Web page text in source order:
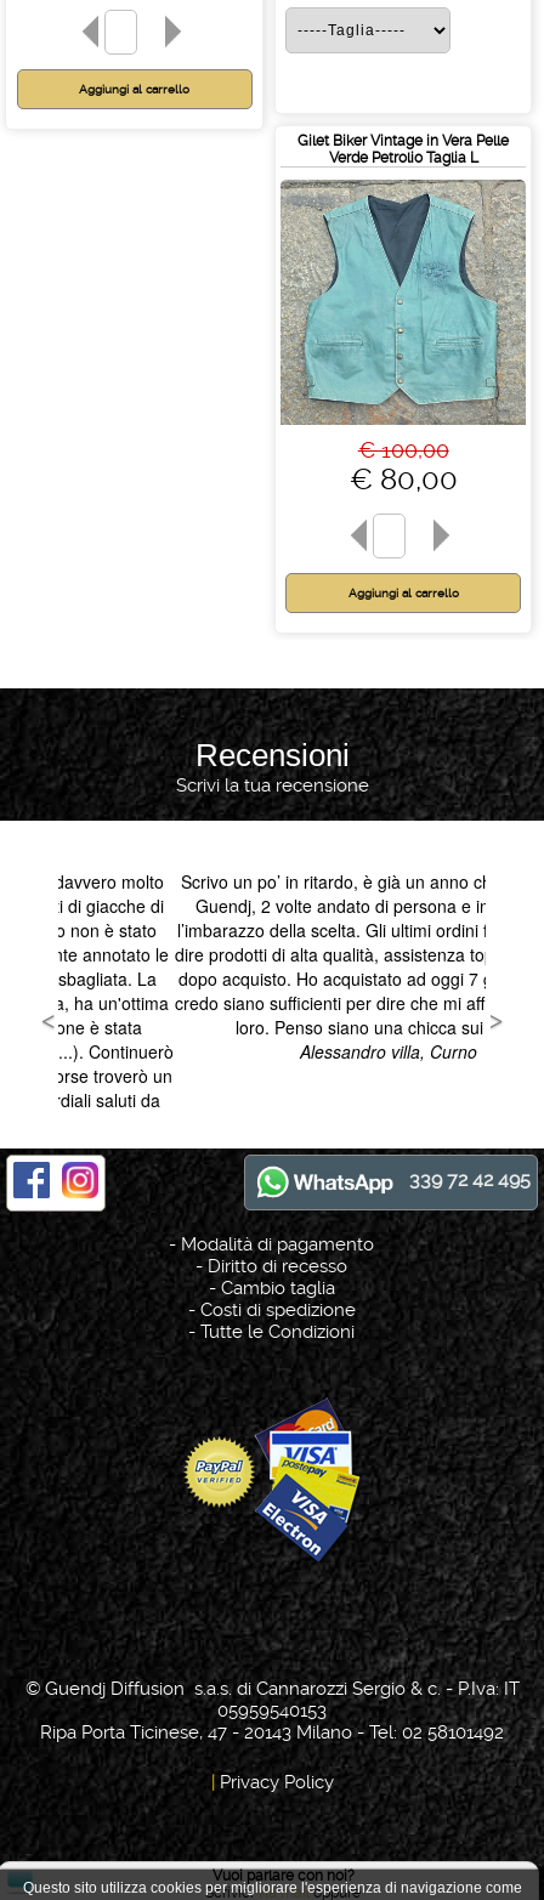
Questo sito utilizza cookies per migliorare l'esperienza di navigazione come
Gilet Biker Vintage in Vera Pelle
Verde Petrolio Taglia L
€ 100,00
€ 80,00
Vuoi parlare con noi?
Scrivicivia mailoppure
Recensioni
Scrivi la tua recensione
339 72 42 495
- Modalità di pagamento
-Diritto di recesso
- Cambio taglia
-Costi di spedizione
-Tutte le Condizioni
© Guendj Diffusion s.a.s. di Cannarozzi Sergio & c. - P.Iva: IT
05959540153
Ripa Porta Ticinese, 47 - 20143 Milano - Tel: 02 58101492
| Privacy Policy